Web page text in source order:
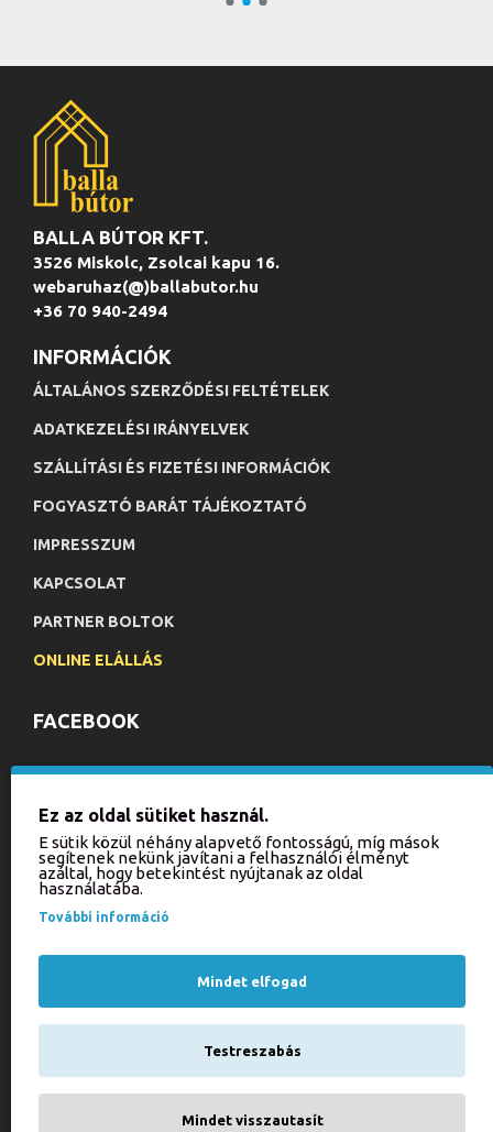
BALLA BÚTOR KFT.
3526 Miskolc, Zsolcai kapu 16.
webaruhaz(@)ballabutor.hu
+36 70 940-2494
INFORMÁCIÓK
ÁLTALÁNOS SZERZŐDÉSI FELTÉTELEK
ADATKEZELÉSI IRÁNYELVEK
SZÁLLÍTÁSI ÉS FIZETÉSI INFORMÁCIÓK
FOGYASZTÓ BARÁT TÁJÉKOZTATÓ
IMPRESSZUM
KAPCSOLAT
PARTNER BOLTOK
ONLINE ELÁLLÁS
FACEBOOK
akcióinkról és újdonságainkról!
az alábbi mezőbe!
Elfogadom a(z)Adatkezelési tájékoztatószabályzatot!
Ez az oldal sütiket használ.
E sütik közül néhány alapvető fontosságú, míg mások
segítenek nekünk javítani a felhasználói élményt
azáltal, hogy betekintést nyújtanak az oldal
használatába.
További információ
Mindet elfogad
Testreszabás
Mindet visszautasít